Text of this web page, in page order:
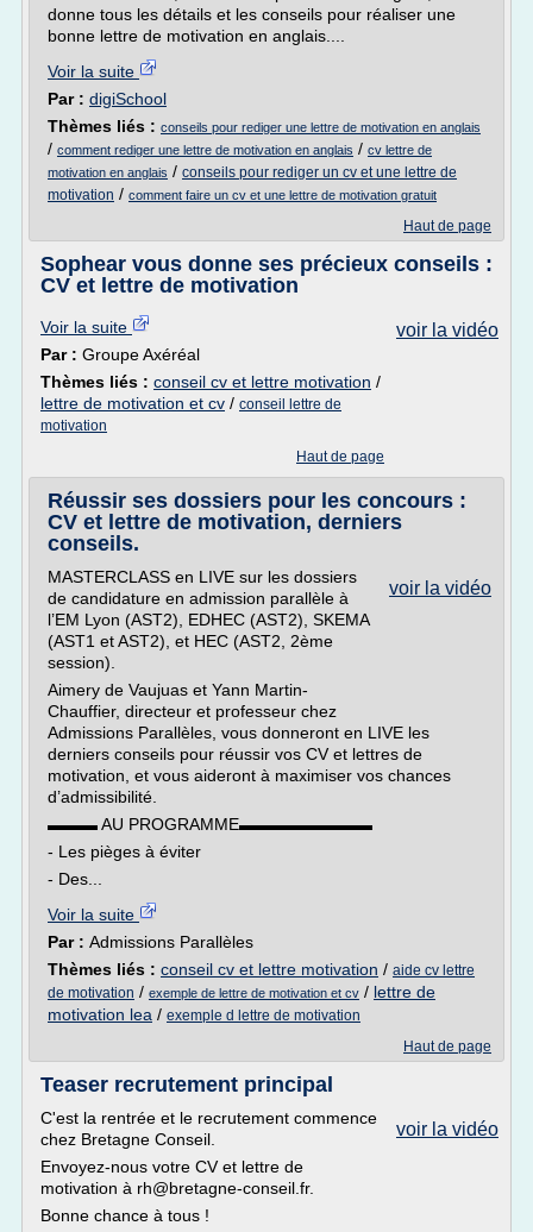
donne tous les détails et les conseils pour réaliser une
bonne lettre de motivation en anglais....
Voir la suite
Par : digiSchool
Thèmes liés : conseils pour rediger une lettre de motivation en anglais
/ comment rediger une lettre de motivation en anglais / cv lettre de
motivation en anglais / conseils pour rediger un cv et une lettre de
motivation / comment faire un cv et une lettre de motivation gratuit
Haut de page
Sophear vous donne ses précieux conseils :
CV et lettre de motivation
voir la vidéo
Voir la suite
Par : Groupe Axéréal
Thèmes liés : conseil cv et lettre motivation /
lettre de motivation et cv / conseil lettre de
motivation
Haut de page
Réussir ses dossiers pour les concours :
CV et lettre de motivation, derniers
conseils.
voir la vidéo
MASTERCLASS en LIVE sur les dossiers
de candidature en admission parallèle à
l’EM Lyon (AST2), EDHEC (AST2), SKEMA
(AST1 et AST2), et HEC (AST2, 2ème
session).
Aimery de Vaujuas et Yann Martin-
Chauffier, directeur et professeur chez
Admissions Parallèles, vous donneront en LIVE les
derniers conseils pour réussir vos CV et lettres de
motivation, et vous aideront à maximiser vos chances
d’admissibilité.
▬▬▬ AU PROGRAMME▬▬▬▬▬▬▬▬
- Les pièges à éviter
- Des...
Voir la suite
Par : Admissions Parallèles
Thèmes liés : conseil cv et lettre motivation / aide cv lettre
de motivation / exemple de lettre de motivation et cv / lettre de
motivation lea / exemple d lettre de motivation
Haut de page
Teaser recrutement principal
voir la vidéo
C'est la rentrée et le recrutement commence
chez Bretagne Conseil.
Envoyez-nous votre CV et lettre de
motivation à rh@bretagne-conseil.fr.
Bonne chance à tous !